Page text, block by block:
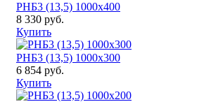
РНБ3 (13,5) 1000x400
8 330 руб.
Купить
РНБ3 (13,5) 1000x300
6 854 руб.
Купить